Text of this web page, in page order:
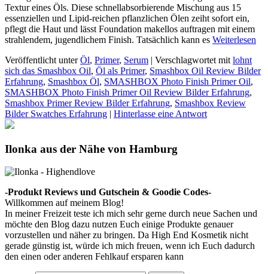
Textur eines Öls. Diese schnellabsorbierende Mischung aus 15
essenziellen und Lipid-reichen pflanzlichen Ölen zeiht sofort ein,
pflegt die Haut und lässt Foundation makellos auftragen mit einem
strahlendem, jugendlichem Finish. Tatsächlich kann es Weiterlesen
Veröffentlicht unter Öl, Primer, Serum | Verschlagwortet mit lohnt
sich das Smashbox Oil, Öl als Primer, Smashbox Oil Review Bilder
Erfahrung, Smashbox Öl, SMASHBOX Photo Finish Primer Oil,
SMASHBOX Photo Finish Primer Oil Review Bilder Erfahrung,
Smashbox Primer Review Bilder Erfahrung, Smashbox Review
Bilder Swatches Erfahrung | Hinterlasse eine Antwort
Ilonka aus der Nähe von Hamburg
-Produkt Reviews und Gutschein & Goodie Codes-
Willkommen auf meinem Blog!
In meiner Freizeit teste ich mich sehr gerne durch neue Sachen und
möchte den Blog dazu nutzen Euch einige Produkte genauer
vorzustellen und näher zu bringen. Da High End Kosmetik nicht
gerade günstig ist, würde ich mich freuen, wenn ich Euch dadurch
den einen oder anderen Fehlkauf ersparen kann